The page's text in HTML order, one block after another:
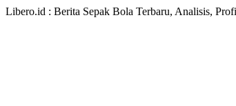
Libero.id : Berita Sepak Bola Terbaru, Analisis,